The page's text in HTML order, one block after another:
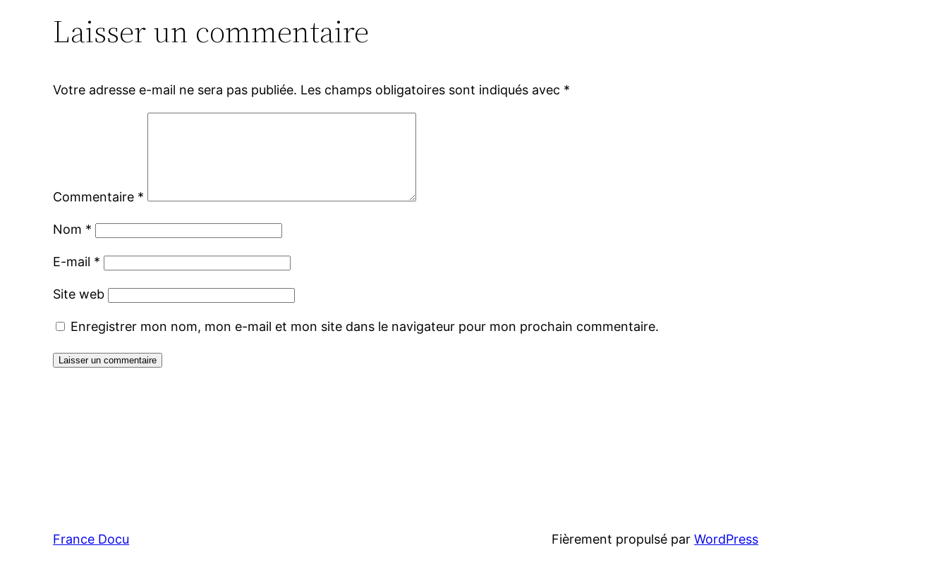
Laisser un commentaire
Votre adresse e-mail ne sera pas publiée. Les champs obligatoires sont indiqués avec *
Commentaire *
Nom *
E-mail *
Site web
Enregistrer mon nom, mon e-mail et mon site dans le navigateur pour mon prochain commentaire.
France Docu Fièrement propulsé parWordPress